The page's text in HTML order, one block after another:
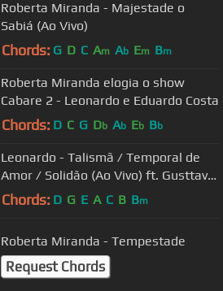
Roberta Miranda - Majestade o
Sabiá (Ao Vivo)
Chords: G D C Am Ab Em Bm
Roberta Miranda elogia o show
Cabare 2 - Leonardo e Eduardo Costa
Chords: D C G Db Ab Eb Bb
Leonardo - Talismã / Temporal de
Amor / Solidão (Ao Vivo) ft. Gusttavo
Lima
Chords: D G E A C B Bm
Roberta Miranda - Tempestade
Request Chords